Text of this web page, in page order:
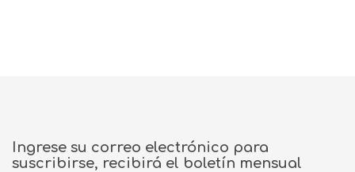
Ingrese su correo electrónico para
suscribirse, recibirá el boletín mensual